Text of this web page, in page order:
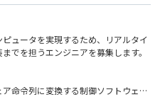
ュータを実現するため、リアルタイ
でを担うエンジニアを募集します。
命令列に変換する制御ソフトウェア